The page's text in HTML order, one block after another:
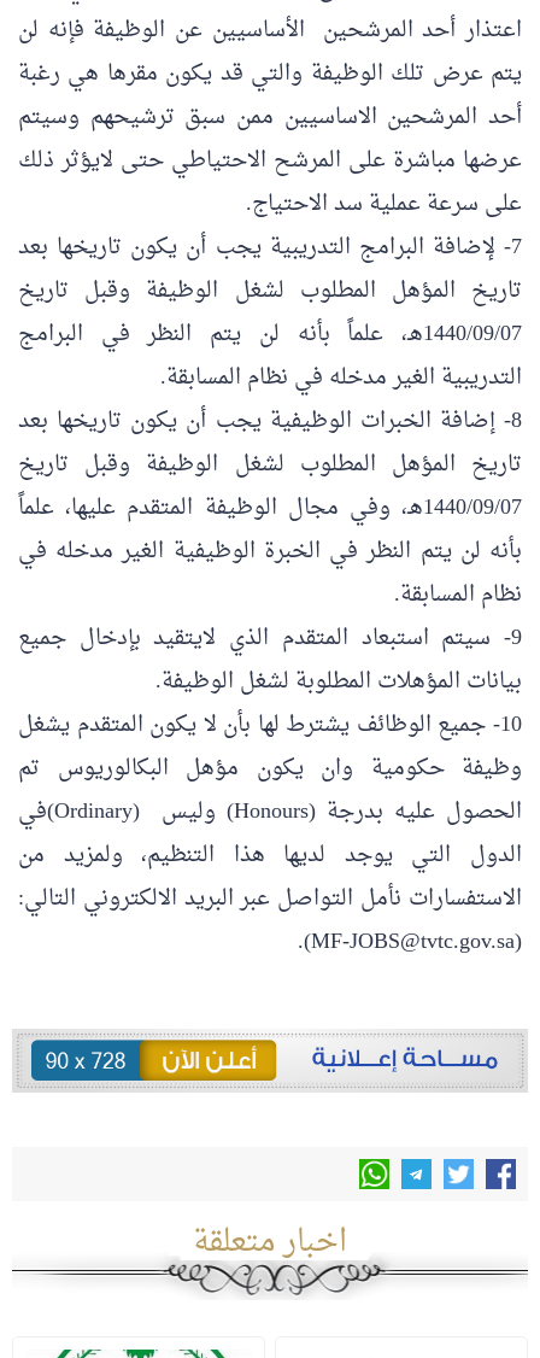
اعتذار أحد المرشحين الأساسيين عن الوظيفة فإنه لن
يتم عرض تلك الوظيفة والتي قد يكون مقرها هي رغبة
أحد المرشحين الاساسيين ممن سبق ترشيحهم وسيتم
عرضها مباشرة على المرشح الاحتياطي حتى لايؤثر ذلك
على سرعة عملية سد الاحتياج.
7- لإضافة البرامج التدريبية يجب أن يكون تاريخها بعد
تاريخ المؤهل المطلوب لشغل الوظيفة وقبل تاريخ
1440/09/07هـ، علماً بأنه لن يتم النظر في البرامج
التدريبية الغير مدخله في نظام المسابقة.
8- إضافة الخبرات الوظيفية يجب أن يكون تاريخها بعد
تاريخ المؤهل المطلوب لشغل الوظيفة وقبل تاريخ
1440/09/07هـ، وفي مجال الوظيفة المتقدم عليها، علماً
بأنه لن يتم النظر في الخبرة الوظيفية الغير مدخله في
نظام المسابقة.
9- سيتم استبعاد المتقدم الذي لايتقيد بإدخال جميع
بيانات المؤهلات المطلوبة لشغل الوظيفة.
10- جميع الوظائف يشترط لها بأن لا يكون المتقدم يشغل
وظيفة حكومية وان يكون مؤهل البكالوريوس تم
الحصول عليه بدرجة (Honours) وليس (Ordinary)في
الدول التي يوجد لديها هذا التنظيم، ولمزيد من
الاستفسارات نأمل التواصل عبر البريد الالكتروني التالي:
(MF-JOBS@tvtc.gov.sa).
اخبار متعلقة